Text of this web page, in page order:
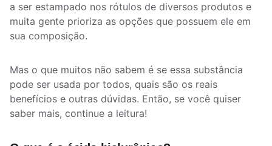
a ser estampado nos rótulos de diversos produtos e
muita gente prioriza as opções que possuem ele em
sua composição.
Mas o que muitos não sabem é se essa substância
pode ser usada por todos, quais são os reais
benefícios e outras dúvidas. Então, se você quiser
saber mais, continue a leitura!